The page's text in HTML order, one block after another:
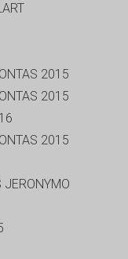
2015
2015
2015
JERONYMO